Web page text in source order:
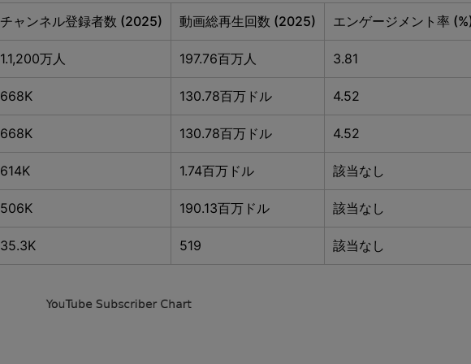
チャンネル登録者数 (2025) 動画総再生回数 (2025) エンゲージメント率
1.1,200万人 197.76百万人 3.81
668K 130.78百万ドル 4.52
668K 130.78百万ドル 4.52
614K 1.74百万ドル 該当なし
506K 190.13百万ドル 該当なし
35.3K 519 該当なし